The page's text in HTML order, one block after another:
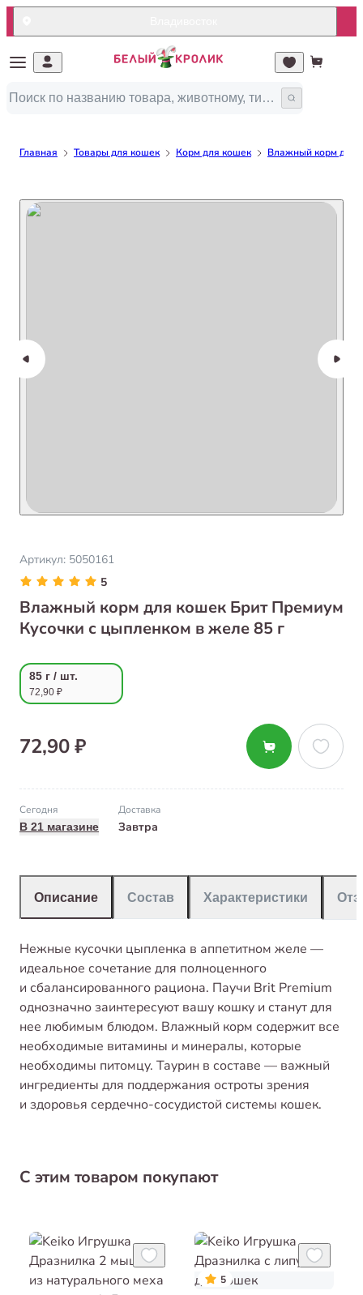
Главная Товары для кошек Корм для кошек Влажный корм для
Артикул: 5050161
5
Влажный корм для кошек Брит Премиум
Кусочки с цыпленком в желе 85 г
85 г / шт.
72,90 ₽
72,90 ₽
Сегодня
В 21 магазине
Доставка
Завтра
Описание Состав Характеристики
Нежные кусочки цыпленка в аппетитном желе —
идеальное сочетание для полноценного
и сбалансированного рациона. Паучи Brit Premium
однозначно заинтересуют вашу кошку и станут для
нее любимым блюдом. Влажный корм содержит все
необходимые витамины и минералы, которые
необходимы питомцу. Таурин в составе — важный
ингредиенты для поддержания остроты зрения
и здоровья сердечно-сосудистой системы кошек.
С этим товаром покупают
5